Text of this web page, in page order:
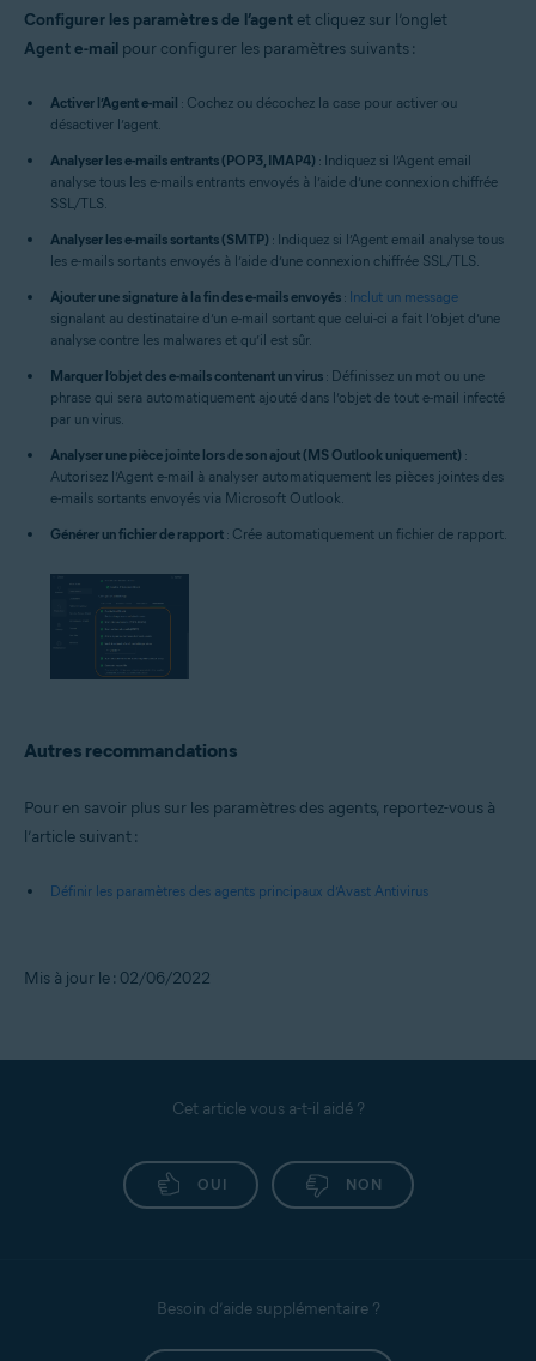
Configurer les paramètres de l’agent et cliquez sur l’onglet
Agent e-mail pour configurer les paramètres suivants :
Activer l’Agent e-mail : Cochez ou décochez la case pour activer ou
désactiver l’agent.
Analyser les e-mails entrants (POP3, IMAP4) : Indiquez si l’Agent email
analyse tous les e-mails entrants envoyés à l’aide d’une connexion chiffrée
SSL/TLS.
Analyser les e-mails sortants (SMTP) : Indiquez si l’Agent email analyse tous
les e-mails sortants envoyés à l’aide d’une connexion chiffrée SSL/TLS.
Ajouter une signature à la fin des e-mails envoyés : Inclut un message
signalant au destinataire d’un e-mail sortant que celui-ci a fait l’objet d’une
analyse contre les malwares et qu’il est sûr.
Marquer l’objet des e-mails contenant un virus : Définissez un mot ou une
phrase qui sera automatiquement ajouté dans l’objet de tout e-mail infecté
par un virus.
Analyser une pièce jointe lors de son ajout (MS Outlook uniquement) :
Autorisez l’Agent e-mail à analyser automatiquement les pièces jointes des
e-mails sortants envoyés via Microsoft Outlook.
Générer un fichier de rapport : Crée automatiquement un fichier de rapport.
Autres recommandations
Pour en savoir plus sur les paramètres des agents, reportez-vous à
l’article suivant :
Définir les paramètres des agents principaux d’Avast Antivirus
Mis à jour le : 02/06/2022
Cet article vous a-t-il aidé ?
OUI NON
Besoin d’aide supplémentaire ?